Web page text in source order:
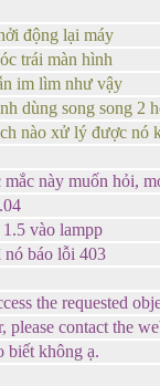
động lại máy
trái màn hình
im lìm như vậy
dùng song song 2
nào xử lý được nó
này muốn hỏi,
vào lampp
nó báo lỗi 403
the requested
contact the
biết không ạ.